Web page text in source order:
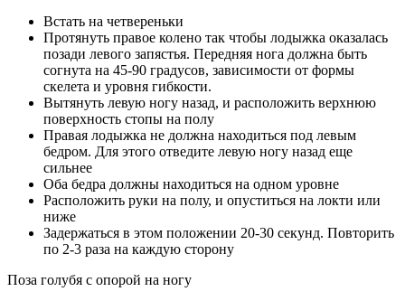
Встать на четвереньки
Протянуть правое колено так чтобы лодыжка оказалась
позади левого запястья. Передняя нога должна быть
согнута на 45-90 градусов, зависимости от формы
скелета и уровня гибкости.
Вытянуть левую ногу назад, и расположить верхнюю
поверхность стопы на полу
Правая лодыжка не должна находиться под левым
бедром. Для этого отведите левую ногу назад еще
сильнее
Оба бедра должны находиться на одном уровне
Расположить руки на полу, и опуститься на локти или
ниже
Задержаться в этом положении 20-30 секунд. Повторить
по 2-3 раза на каждую сторону
Поза голубя с опорой на ногу